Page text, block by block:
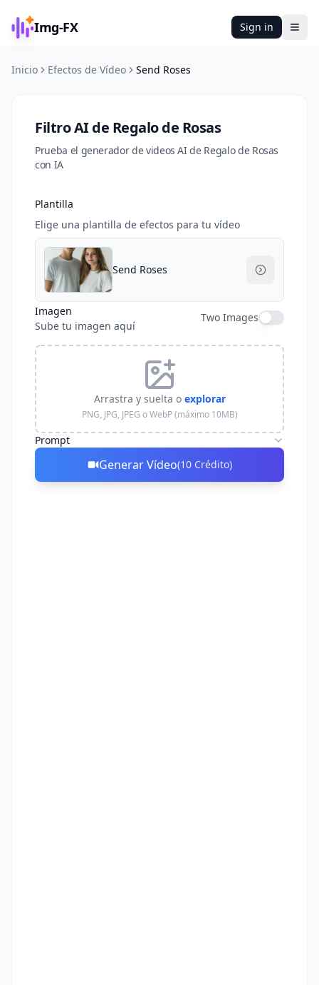
Img-FX Sign in
Inicio Efectos de Vídeo Send Roses
Filtro AI de Regalo de Rosas
Prueba el generador de videos AI de Regalo de Rosas
con IA
Plantilla
Elige una plantilla de efectos para tu vídeo
Send Roses
Imagen
Sube tu imagen aquí
Two Images
Arrastra y suelta o explorar
PNG, JPG, JPEG o WebP (máximo 10MB)
Prompt
Generar Vídeo(10 Crédito)